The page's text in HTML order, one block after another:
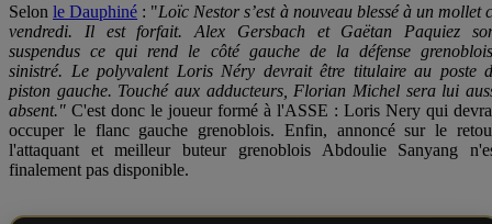
Selonle Dauphiné : "Loïc Nestor s’est à nouveau blessé à un mollet
vendredi. Il est forfait. Alex Gersbach et Gaëtan Paquiez
suspendus ce qui rend le côté gauche de la défense
sinistré. Le polyvalent Loris Néry devrait être titulaire au poste
piston gauche. Touché aux adducteurs, Florian Michel sera lui
absent." C'est donc le joueur formé à l'ASSE : Loris Nery qui
occuper le flanc gauche grenoblois. Enfin, annoncé sur le
l'attaquant et meilleur buteur grenoblois Abdoulie Sanyang
finalement pas disponible.